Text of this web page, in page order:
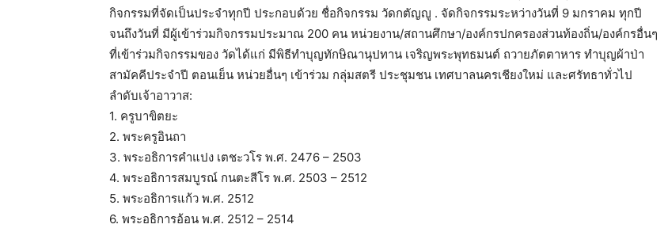
กิจกรรมที่จัดเป็นประจำทุกปี ประกอบด้วย ชื่อกิจกรรม วัดกตัญญู . จัดกิจกรรมระหว่างวันที่ 9 มกราคม ทุกปี
จนถึงวันที่ มีผู้เข้าร่วมกิจกรรมประมาณ 200 คน หน่วยงาน/สถานศึกษา/องค์กรปกครองส่วนท้องถิ่น/องค์กรอื่นๆ
ที่เข้าร่วมกิจกรรมของ วัดได้แก่ มีพิธีทำบุญทักษิณานุปทาน เจริญพระพุทธมนต์ ถวายภัตตาหาร ทำบุญผ้าป่า
สามัคคีประจำปี ตอนเย็น หน่วยอื่นๆ เข้าร่วม กลุ่มสตรี ประชุมชน เทศบาลนครเชียงใหม่ และศรัทธาทั่วไป
ลำดับเจ้าอาวาส:
1. ครูบาขิตยะ
2. พระครูอินถา
3. พระอธิการคำแปง เตชะวโร พ.ศ. 2476 – 2503
4. พระอธิการสมบูรณ์ กนตะสีโร พ.ศ. 2503 – 2512
5. พระอธิการแก้ว พ.ศ. 2512
6. พระอธิการอ้อน พ.ศ. 2512 – 2514